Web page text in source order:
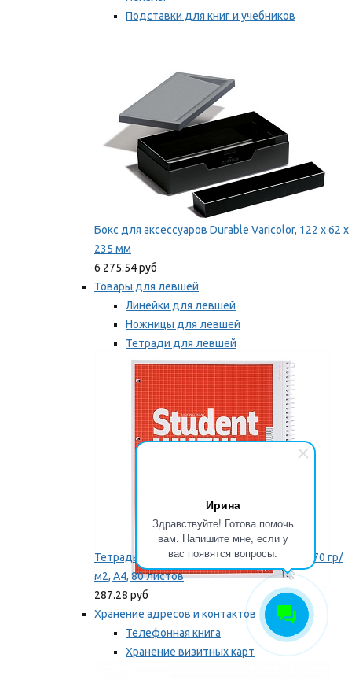
Ирина
Здравствуйте! Готова помочь
вам. Напишите мне, если у
вас появятся вопросы.
Подставки для книг и учебников
Бокс для аксессуаров Durable Varicolor, 122 x 62 x
235 мм
6 275.54 руб
Товары для левшей
Линейки для левшей
Ножницы для левшей
Тетради для левшей
Точилки для левшей
Мы рекомендуем
Тетрадь для левши Brunnen, на пружине, 70 гр/
м2, А4, 80 листов
287.28 руб
Хранение адресов и контактов
Телефонная книга
Хранение визитных карт